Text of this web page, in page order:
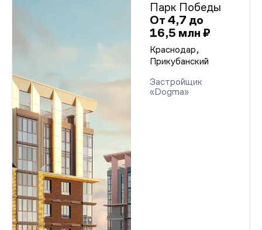
Парк Победы
От 4,7 до
16,5 млн ₽
Краснодар,
Прикубанский
Застройщик
«Dogma»